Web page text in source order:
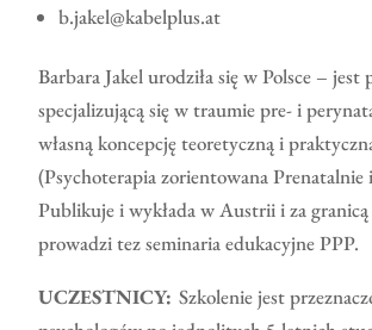
b.jakel@kabelplus.at
Barbara Jakel urodziła się w Polsce –
specjalizującą się w traumie pre- i
własną koncepcję teoretyczną i
(Psychoterapia zorientowana Prenatalnie
Publikuje i wykłada w Austrii i za
prowadzi tez seminaria edukacyjne PPP.
UCZESTNICY: Szkolenie jest